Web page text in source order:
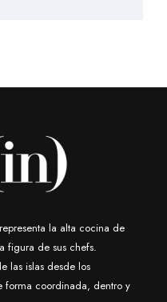
la alta cocina de
figura de sus chefs.
las islas desde los
forma coordinada, dentro y